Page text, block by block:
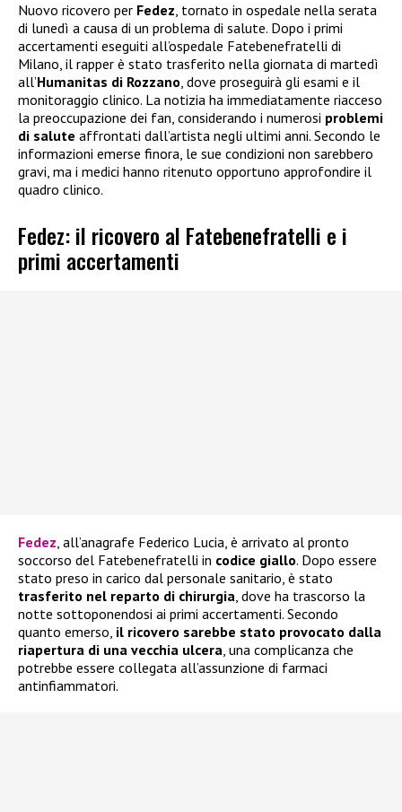
Nuovo ricovero per Fedez, tornato in ospedale nella serata
di lunedì a causa di un problema di salute. Dopo i primi
accertamenti eseguiti all’ospedale Fatebenefratelli di
Milano, il rapper è stato trasferito nella giornata di martedì
all’Humanitas di Rozzano, dove proseguirà gli esami e il
monitoraggio clinico. La notizia ha immediatamente riacceso
la preoccupazione dei fan, considerando i numerosi problemi
di salute affrontati dall’artista negli ultimi anni. Secondo le
informazioni emerse finora, le sue condizioni non sarebbero
gravi, ma i medici hanno ritenuto opportuno approfondire il
quadro clinico.
Fedez: il ricovero al Fatebenefratelli e i
primi accertamenti
Fedez , all’anagrafe Federico Lucia, è arrivato al pronto
soccorso del Fatebenefratelli in codice giallo. Dopo essere
stato preso in carico dal personale sanitario, è stato
trasferito nel reparto di chirurgia , dove ha trascorso la
notte sottoponendosi ai primi accertamenti. Secondo
quanto emerso, il ricovero sarebbe stato provocato dalla
riapertura di una vecchia ulcera , una complicanza che
potrebbe essere collegata all’assunzione di farmaci
antinfiammatori.